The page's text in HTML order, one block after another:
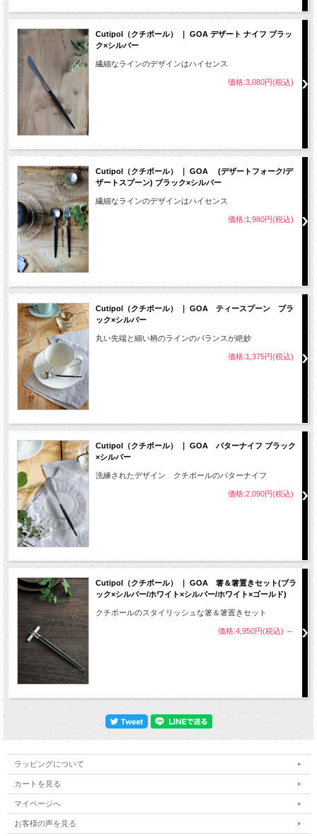
Cutipol（クチポール） ｜ GOA デザート ナイフ ブラッ
ク×シルバー
繊細なラインのデザインはハイセンス
価格:3,080円(税込)
Cutipol（クチポール） ｜ GOA (デザートフォーク/デ
ザートスプーン) ブラック×シルバー
繊細なラインのデザインはハイセンス
価格:1,980円(税込)
Cutipol（クチポール） ｜ GOA ティースプーン ブラ
ック×シルバー
丸い先端と細い柄のラインのバランスが絶妙
価格:1,375円(税込)
Cutipol（クチポール） ｜ GOA バターナイフ ブラック
×シルバー
洗練されたデザイン クチポールのバターナイフ
価格:2,090円(税込)
Cutipol（クチポール） ｜ GOA 箸＆箸置きセット(ブラ
ック×シルバー/ホワイト×シルバー/ホワイト×ゴールド)
クチポールのスタイリッシュな箸＆箸置きセット
価格:4,950円(税込) ～
ラッピングについて
カートを見る
マイページへ
お客様の声を見る